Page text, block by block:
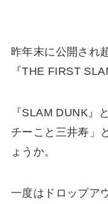
昨年末に公開され
『THE FIRST
『SLAM DUNK』
チーこと三井寿」
ょうか。
一度はドロップア